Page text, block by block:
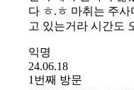
리참성형외과
평점 5.0
리참성형외과 최용
제 입술은 원래 볼륨
고 비대칭도 좀 있는